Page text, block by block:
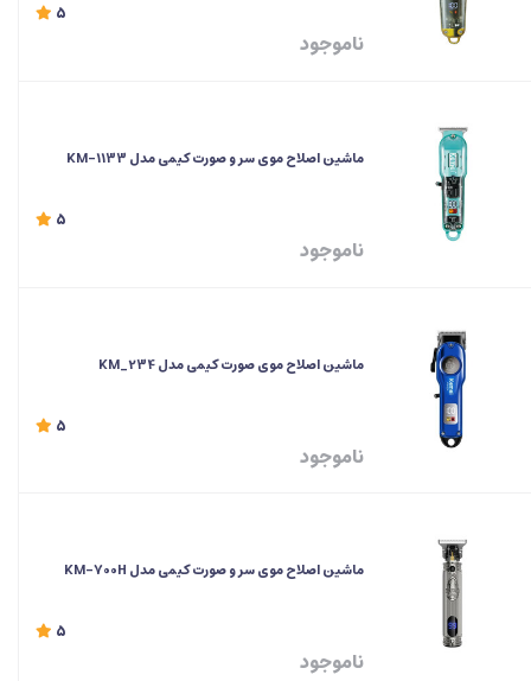
5
ناموجود
ماشین اصلاح موی سر و صورت کیمی مدل KM-1133
5
ناموجود
ماشین اصلاح موی صورت کیمی مدل KM_234
5
ناموجود
ماشین اصلاح موی سر و صورت کیمی مدل KM-700H
5
ناموجود